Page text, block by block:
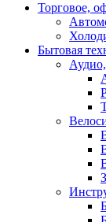
Торговое,
Бытовая